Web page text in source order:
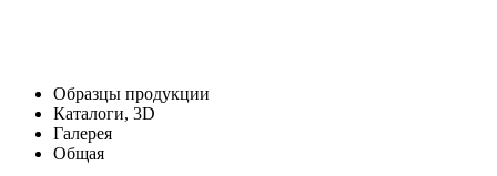
Образцы продукции
Каталоги, 3D
Галерея
Общая